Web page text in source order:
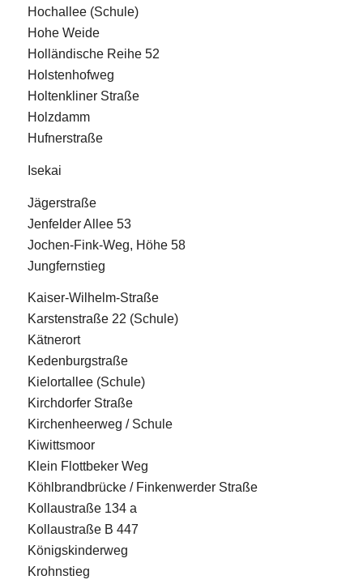
Hochallee (Schule)
Hohe Weide
Holländische Reihe 52
Holstenhofweg
Holtenkliner Straße
Holzdamm
Hufnerstraße
Isekai
Jägerstraße
Jenfelder Allee 53
Jochen-Fink-Weg, Höhe 58
Jungfernstieg
Kaiser-Wilhelm-Straße
Karstenstraße 22 (Schule)
Kätnerort
Kedenburgstraße
Kielortallee (Schule)
Kirchdorfer Straße
Kirchenheerweg / Schule
Kiwittsmoor
Klein Flottbeker Weg
Köhlbrandbrücke / Finkenwerder Straße
Kollaustraße 134 a
Kollaustraße B 447
Königskinderweg
Krohnstieg